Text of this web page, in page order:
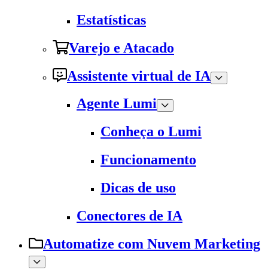
Estatísticas
Varejo e Atacado
Assistente virtual de IA
Agente Lumi
Conheça o Lumi
Funcionamento
Dicas de uso
Conectores de IA
Automatize com Nuvem Marketing